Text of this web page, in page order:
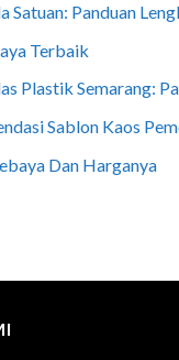
Satuan: Panduan
Terbaik
Plastik Semarang:
Sablon Kaos
Dan Harganya